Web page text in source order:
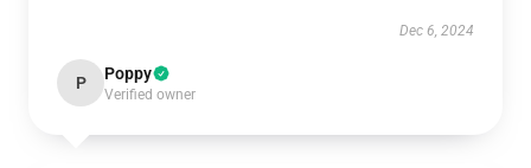
Dec 6, 2024
P Poppy
Verified owner